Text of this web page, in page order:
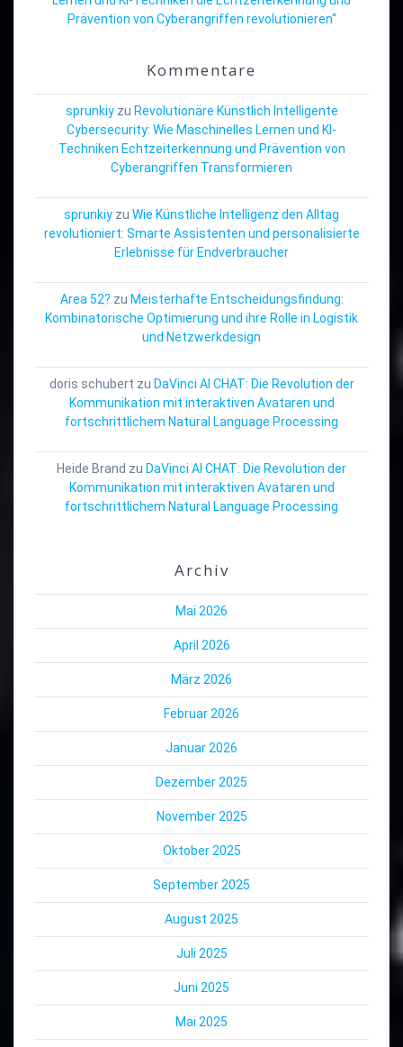
Prävention von Cyberangriffen revolutionieren“
Kommentare
sprunkiyzu Revolutionäre Künstlich Intelligente
Cybersecurity: Wie Maschinelles Lernen und KI-
Techniken Echtzeiterkennung und Prävention von
Cyberangriffen Transformieren
sprunkiy zu Wie Künstliche Intelligenz den Alltag
revolutioniert: Smarte Assistenten und personalisierte
Erlebnisse für Endverbraucher
Area 52? zu Meisterhafte Entscheidungsfindung:
Kombinatorische Optimierung und ihre Rolle in Logistik
und Netzwerkdesign
doris schubert zu DaVinci AI CHAT: Die Revolution der
Kommunikation mit interaktiven Avataren und
fortschrittlichem Natural Language Processing
Heide Brand zu DaVinci AI CHAT: Die Revolution der
Kommunikation mit interaktiven Avataren und
fortschrittlichem Natural Language Processing
Archiv
Mai 2026
April 2026
März 2026
Februar 2026
Januar 2026
Dezember 2025
November 2025
Oktober 2025
September 2025
August 2025
Juli 2025
Juni 2025
Mai 2025